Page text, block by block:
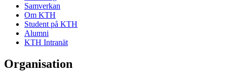
Samverkan
Om KTH
Student på KTH
Alumni
KTH Intranät
Organisation